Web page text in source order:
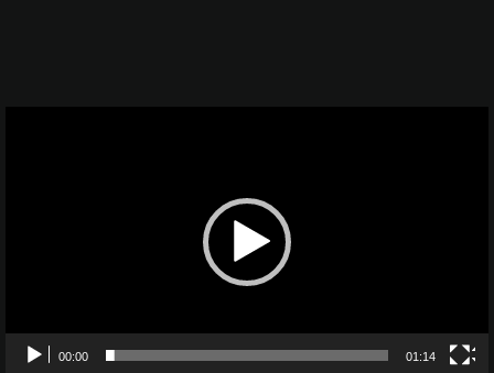
00:00 01:14